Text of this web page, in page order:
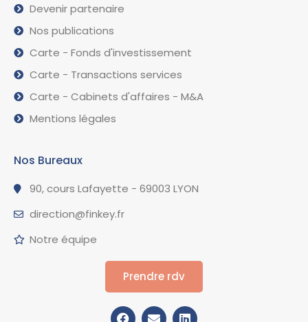
Devenir partenaire
Nos publications
Carte - Fonds d'investissement
Carte - Transactions services
Carte - Cabinets d'affaires - M&A
Mentions légales
Nos Bureaux
90, cours Lafayette - 69003 LYON
direction@finkey.fr
Notre équipe
Prendre rdv